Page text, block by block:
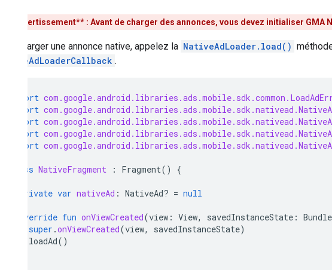
**Avertissement** : Avant de charger des annonces, vous devez initialiser GMA
Pour charger une annonce native, appelez la NativeAdLoader.load()
NativeAdLoaderCallback .
import
import
import
import
import
class NativeFragment : Fragment() {
private var nativeAd : NativeAd? = null
override fun onViewCreated(view : View, savedInstanceState :
super .onViewCreated(view, savedInstanceState)
loadAd()